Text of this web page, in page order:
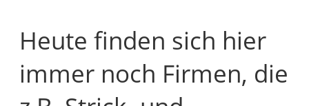
Heute finden sich hier
immer noch Firmen, die